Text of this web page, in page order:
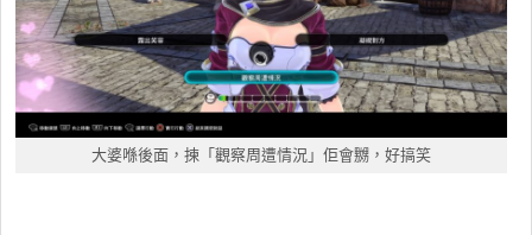
大婆喺後面，揀「觀察周遭情況」佢會嬲，好搞笑